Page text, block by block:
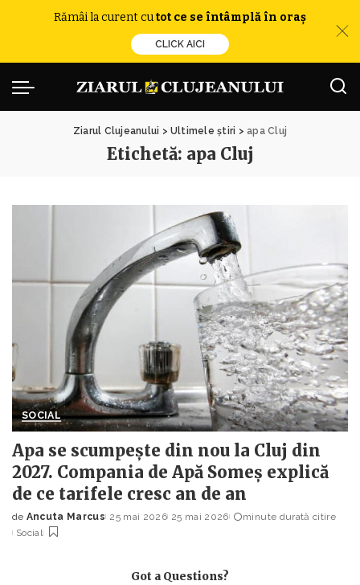
Rămâi la curent cutot ce se întâmplă în oraș
CLICK AICI
Ziarul Clujeanului >Ultimele știri >apa Cluj
Etichetă: apa Cluj
SOCIAL
Apa se scumpește din nou la Cluj din
2027. Compania de Apă Someș explică
de ce tarifele cresc an de an
Posted
by
de Ancuta Marcus 25 mai 2026 25 mai 2026
minute durată citire
Social
Got a Questions?